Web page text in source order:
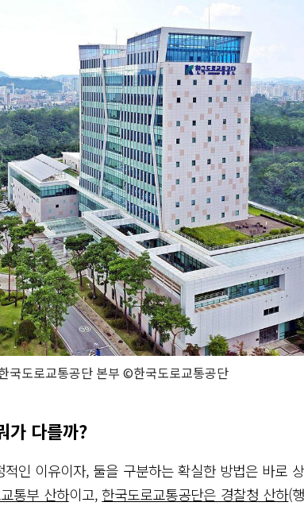
국도로교통공단 본부 ©한국도로교통공단
가 다를까?
인 이유이자, 둘을 구분하는 확실한 방법은 바로
통부 산하이고,한국도로교통공단은 경찰청 산하(